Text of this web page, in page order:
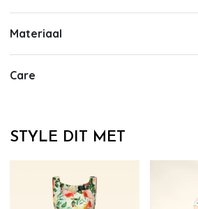
Materiaal
Care
STYLE DIT MET